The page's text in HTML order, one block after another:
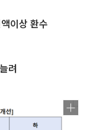
이상 환수
려